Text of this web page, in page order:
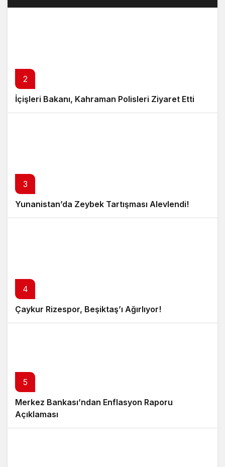
2
İçişleri Bakanı, Kahraman Polisleri Ziyaret Etti
3
Yunanistan’da Zeybek Tartışması Alevlendi!
4
Çaykur Rizespor, Beşiktaş’ı Ağırlıyor!
5
Merkez Bankası’ndan Enflasyon Raporu
Açıklaması